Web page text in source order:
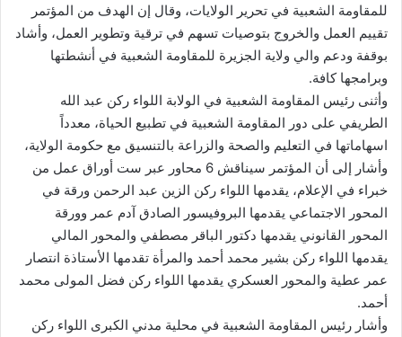
للمقاومة الشعبية في تحرير الولايات، وقال إن الهدف من المؤتمر
تقييم العمل والخروج بتوصيات تسهم في ترقية وتطوير العمل، وأشاد
بوقفة ودعم والي ولاية الجزيرة للمقاومة الشعبية في أنشطتها
وبرامجها كافة.
وأثنى رئيس المقاومة الشعبية في الولابة اللواء ركن عبد الله
الطريفي على دور المقاومة الشعبية في تطبيع الحياة، معدداً
اسهاماتها في التعليم والصحة والزراعة بالتنسيق مع حكومة الولاية،
وأشار إلى أن المؤتمر سيناقش 6 محاور عبر ست أوراق عمل من
خبراء في الإعلام، يقدمها اللواء ركن الزين عبد الرحمن ورقة في
المحور الاجتماعي يقدمها البروفيسور الصادق آدم عمر وورقة
المحور القانوني يقدمها دكتور الباقر مصطفي والمحور المالي
يقدمها اللواء ركن بشير محمد أحمد والمرأة تقدمها الأستاذة انتصار
عمر عطية والمحور العسكري يقدمها اللواء ركن فضل المولى محمد
أحمد.
وأشار رئيس المقاومة الشعبية في محلية مدني الكبرى اللواء ركن